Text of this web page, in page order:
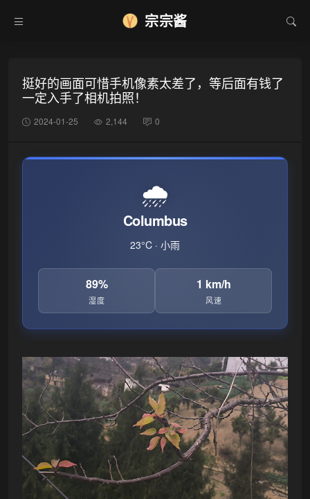
宗宗酱
挺好的画面可惜手机像素太差了，等后面有钱了
一定入手了相机拍照！
2024-01-25 2,144 0
🌧️
Columbus
23°C · 小雨
89%
湿度
1 km/h
风速